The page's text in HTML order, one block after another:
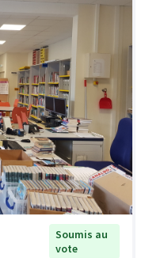
Soumis au
vote